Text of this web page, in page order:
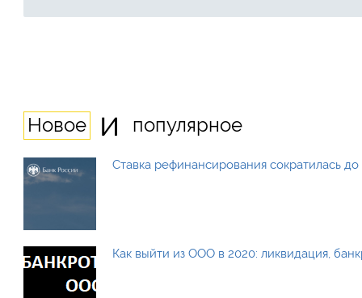
Новое и популярное
Ставка рефинансирования сократилась
Как выйти из ООО в 2020: ликвидация,